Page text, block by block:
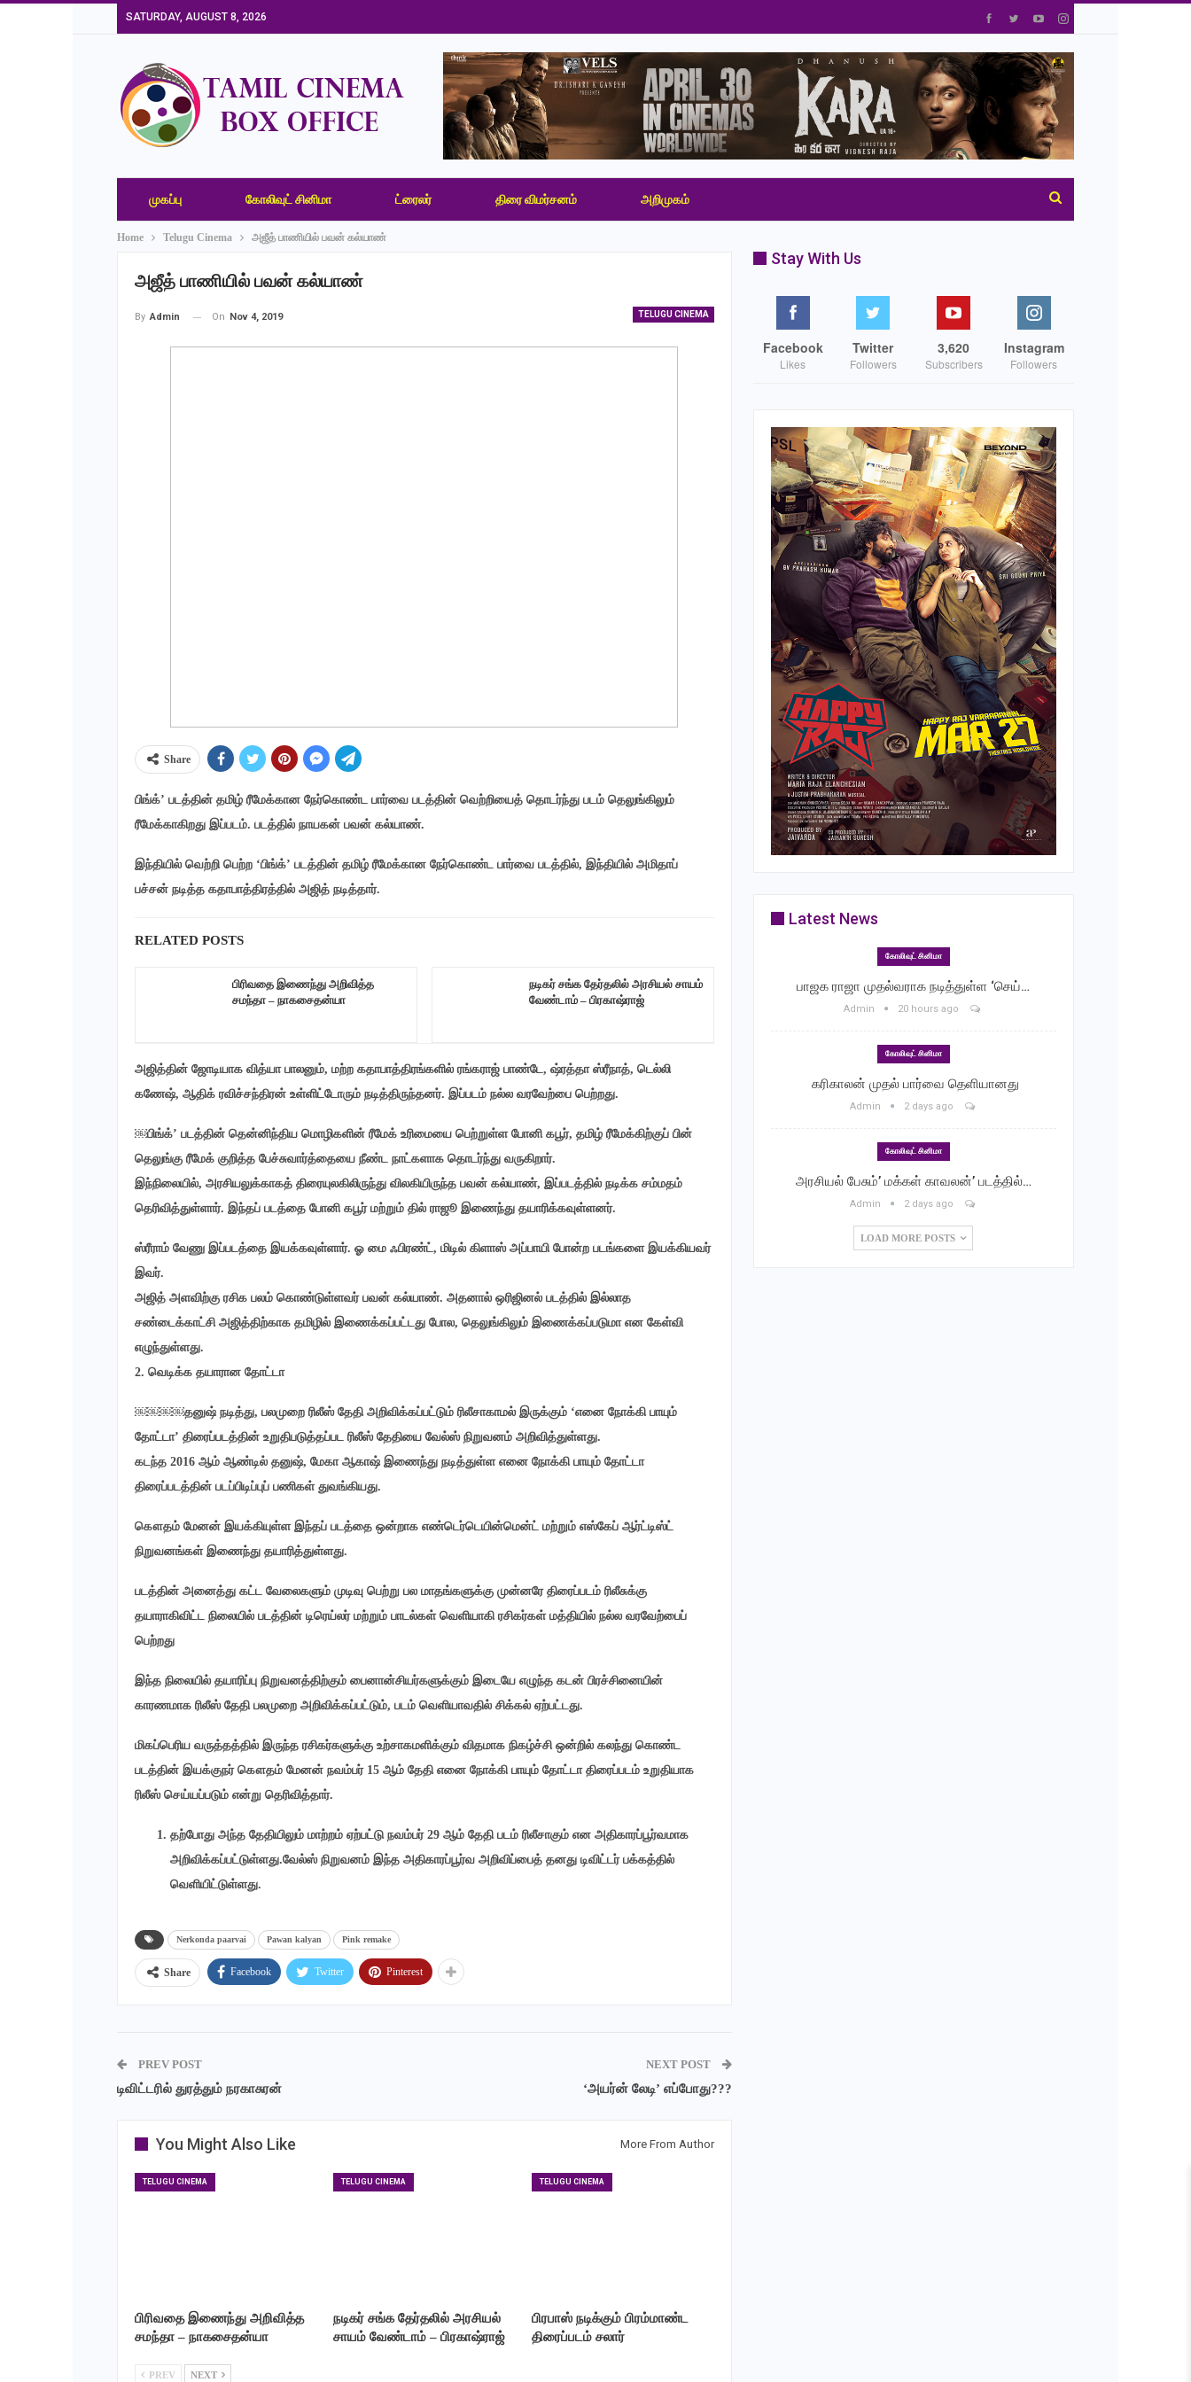
SATURDAY, AUGUST 8, 2026
முகப்பு கோலிவுட் சினிமா ட்ரைலர் திரை விமர்சனம் அறிமுகம்
Home Telugu Cinema அஜீத் பாணியில் பவன் கல்யாண்
அஜீத் பாணியில் பவன் கல்யாண்
TELUGU CINEMA
By Admin On Nov 4, 2019
Share
பிங்க்’ படத்தின் தமிழ் ரீமேக்கான நேர்கொண்ட பார்வை படத்தின் வெற்றியைத் தொடர்ந்து படம் தெலுங்கிலும்
ரீமேக்காகிறது இப்படம். படத்தில் நாயகன் பவன் கல்யாண்.
இந்தியில் வெற்றி பெற்ற ‘பிங்க்’ படத்தின் தமிழ் ரீமேக்கான நேர்கொண்ட பார்வை படத்தில், இந்தியில் அமிதாப்
பச்சன் நடித்த கதாபாத்திரத்தில் அஜித் நடித்தார்.
RELATED POSTS
பிரிவதை இணைந்து அறிவித்த
சமந்தா – நாகசைதன்யா
நடிகர் சங்க தேர்தலில் அரசியல் சாயம்
வேண்டாம் – பிரகாஷ்ராஜ்
அஜித்தின் ஜோடியாக வித்யா பாலனும், மற்ற கதாபாத்திரங்களில் ரங்கராஜ் பாண்டே, ஷ்ரத்தா ஸ்ரீநாத், டெல்லி
கணேஷ், ஆதிக் ரவிச்சந்திரன் உள்ளிட்டோரும் நடித்திருந்தனர். இப்படம் நல்ல வரவேற்பை பெற்றது.
￼பிங்க்’ படத்தின் தென்னிந்திய மொழிகளின் ரீமேக் உரிமையை பெற்றுள்ள போனி கபூர், தமிழ் ரீமேக்கிற்குப் பின்
தெலுங்கு ரீமேக் குறித்த பேச்சுவார்த்தையை நீண்ட நாட்களாக தொடர்ந்து வருகிறார்.
இந்நிலையில், அரசியலுக்காகத் திரையுலகிலிருந்து விலகியிருந்த பவன் கல்யாண், இப்படத்தில் நடிக்க சம்மதம்
தெரிவித்துள்ளார். இந்தப் படத்தை போனி கபூர் மற்றும் தில் ராஜூ இணைந்து தயாரிக்கவுள்ளனர்.
ஸ்ரீராம் வேணு இப்படத்தை இயக்கவுள்ளார். ஓ மை ஃபிரண்ட், மிடில் கிளாஸ் அப்பாயி போன்ற படங்களை இயக்கியவர்
இவர்.
அஜித் அளவிற்கு ரசிக பலம் கொண்டுள்ளவர் பவன் கல்யாண். அதனால் ஒரிஜினல் படத்தில் இல்லாத
சண்டைக்காட்சி அஜித்திற்காக தமிழில் இணைக்கப்பட்டது போல, தெலுங்கிலும் இணைக்கப்படுமா என கேள்வி
எழுந்துள்ளது.
2. வெடிக்க தயாரான தோட்டா
￼￼￼￼தனுஷ் நடித்து, பலமுறை ரிலீஸ் தேதி அறிவிக்கப்பட்டும் ரிலீசாகாமல் இருக்கும் ‘எனை நோக்கி பாயும்
தோட்டா’ திரைப்படத்தின் உறுதிபடுத்தப்பட ரிலீஸ் தேதியை வேல்ஸ் நிறுவனம் அறிவித்துள்ளது.
கடந்த 2016 ஆம் ஆண்டில் தனுஷ், மேகா ஆகாஷ் இணைந்து நடித்துள்ள எனை நோக்கி பாயும் தோட்டா
திரைப்படத்தின் படப்பிடிப்புப் பணிகள் துவங்கியது.
கௌதம் மேனன் இயக்கியுள்ள இந்தப் படத்தை ஒன்றாக எண்டெர்டெயின்மென்ட் மற்றும் எஸ்கேப் ஆர்ட்டிஸ்ட்
நிறுவனங்கள் இணைந்து தயாரித்துள்ளது.
படத்தின் அனைத்து கட்ட வேலைகளும் முடிவு பெற்று பல மாதங்களுக்கு முன்னரே திரைப்படம் ரிலீசுக்கு
தயாராகிவிட்ட நிலையில் படத்தின் டிரெய்லர் மற்றும் பாடல்கள் வெளியாகி ரசிகர்கள் மத்தியில் நல்ல வரவேற்பைப்
பெற்றது
இந்த நிலையில் தயாரிப்பு நிறுவனத்திற்கும் பைனான்சியர்களுக்கும் இடையே எழுந்த கடன் பிரச்சினையின்
காரணமாக ரிலீஸ் தேதி பலமுறை அறிவிக்கப்பட்டும், படம் வெளியாவதில் சிக்கல் ஏற்பட்டது.
மிகப்பெரிய வருத்தத்தில் இருந்த ரசிகர்களுக்கு உற்சாகமளிக்கும் விதமாக நிகழ்ச்சி ஒன்றில் கலந்து கொண்ட
படத்தின் இயக்குநர் கௌதம் மேனன் நவம்பர் 15 ஆம் தேதி எனை நோக்கி பாயும் தோட்டா திரைப்படம் உறுதியாக
ரிலீஸ் செய்யப்படும் என்று தெரிவித்தார்.
தற்போது அந்த தேதியிலும் மாற்றம் ஏற்பட்டு நவம்பர் 29 ஆம் தேதி படம் ரிலீசாகும் என அதிகாரப்பூர்வமாக
அறிவிக்கப்பட்டுள்ளது.வேல்ஸ் நிறுவனம் இந்த அதிகாரப்பூர்வ அறிவிப்பைத் தனது டிவிட்டர் பக்கத்தில்
வெளியிட்டுள்ளது.
Nerkonda paarvai Pawan kalyan Pink remake
Share Facebook Twitter Pinterest
PREV POST
டிவிட்டரில் துரத்தும் நரகாசுரன்
NEXT POST
‘அயர்ன் லேடி’ எப்போது???
You Might Also Like More From Author
TELUGU CINEMA
பிரிவதை இணைந்து அறிவித்த
சமந்தா – நாகசைதன்யா
TELUGU CINEMA
நடிகர் சங்க தேர்தலில் அரசியல்
சாயம் வேண்டாம் – பிரகாஷ்ராஜ்
TELUGU CINEMA
பிரபாஸ் நடிக்கும் பிரம்மாண்ட
திரைப்படம் சலார்
PREV NEXT
Stay With Us
Facebook
Likes
Twitter
Followers
3,620
Subscribers
Instagram
Followers
Latest News
கோலிவுட் சினிமா
பாஜக ராஜா முதல்வராக நடித்துள்ள ‘செய்…
Admin 20 hours ago
கோலிவுட் சினிமா
‎ கரிகாலன் முதல் பார்வை தெளியானது
Admin 2 days ago
கோலிவுட் சினிமா
அரசியல் பேசும்’ மக்கள் காவலன்’ படத்தில்…
Admin 2 days ago
LOAD MORE POSTS